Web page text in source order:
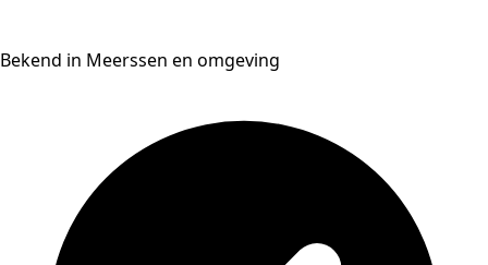
Bekend in Meerssen en omgeving